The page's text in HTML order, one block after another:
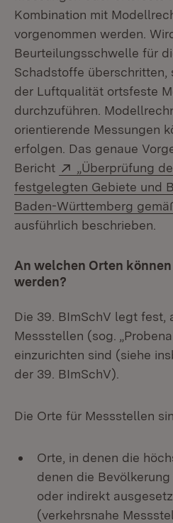
Kombination mit
vorgenommen werden.
Beurteilungsschwelle für
Schadstoffe überschritten,
der Luftqualität ortsfeste
durchzuführen.
orientierende Messungen
erfolgen. Das genaue
Bericht
Extern:
„Überprüfung
festgelegten Gebiete und
Baden-Württemberg
ausführlich beschrieben.
An welchen Orten
werden?
Die 39. BImSchV legt fest,
Messstellen (sog.
einzurichten sind (siehe
der 39. BImSchV).
Die Orte für Messstellen
Orte, in denen die
denen die
oder indirekt
(verkehrsnahe